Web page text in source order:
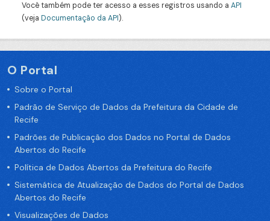
Você também pode ter acesso a esses registros usando a API
(veja Documentação da API).
O Portal
Sobre o Portal
Padrão de Serviço de Dados da Prefeitura da Cidade de
Recife
Padrões de Publicação dos Dados no Portal de Dados
Abertos do Recife
Política de Dados Abertos da Prefeitura do Recife
Sistemática de Atualização de Dados do Portal de Dados
Abertos do Recife
Visualizações de Dados